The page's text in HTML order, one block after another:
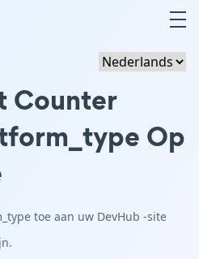
Counter
Op
toe aan uw DevHub -site